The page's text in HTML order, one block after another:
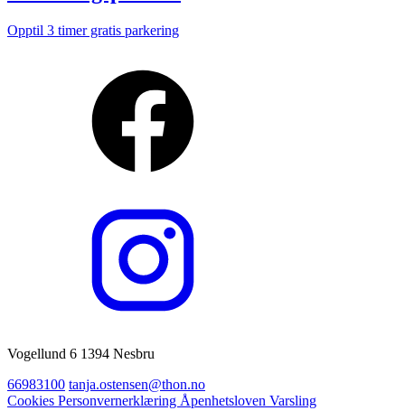
Opptil 3 timer gratis parkering
Vogellund 6 1394 Nesbru
66983100 tanja.ostensen@thon.no
Cookies Personvernerklæring Åpenhetsloven Varsling